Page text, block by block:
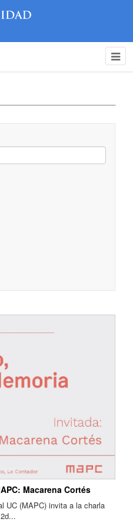
Macarena Cortés
UC (MAPC) invita a la charla